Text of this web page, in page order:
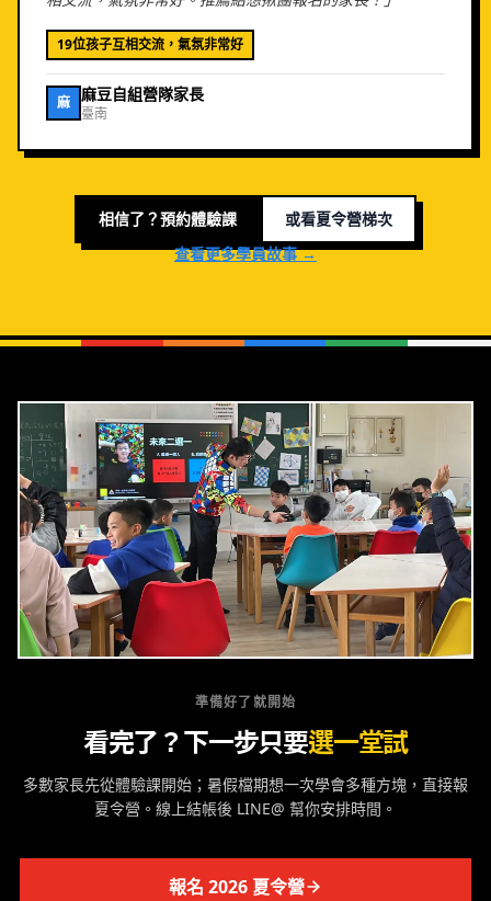
19位孩子互相交流，氣氛非常好
麻 麻豆自組營隊家長
臺南
相信了？預約體驗課
或看夏令營梯次
查看更多學員故事 →
準備好了就開始
看完了？下一步只要選一堂試
多數家長先從體驗課開始；暑假檔期想一次學會多種方塊，直接報
夏令營。線上結帳後 LINE@ 幫你安排時間。
報名 2026 夏令營